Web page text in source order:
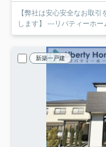
【弊社は安心安全なお取
します】 ---リバティーホ
新築一戸建